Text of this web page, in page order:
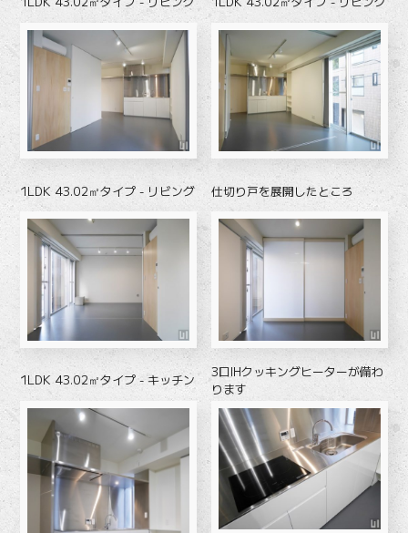
1LDK 43.02㎡タイプ - リビング 仕切り戸を展開したところ
1LDK 43.02㎡タイプ - キッチン
3口IHクッキングヒーターが備わ
ります